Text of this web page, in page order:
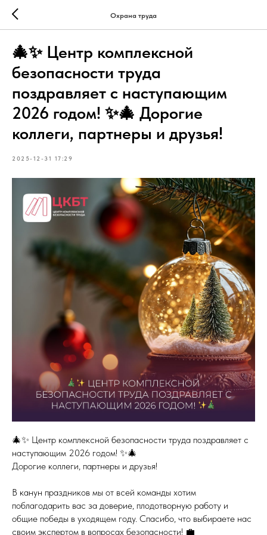
Охрана труда
🎄✨ Центр комплексной
безопасности труда
поздравляет с наступающим
2026 годом! ✨🎄 Дорогие
коллеги, партнеры и друзья!
2025-12-31 17:29
🎄✨ Центр комплексной безопасности труда поздравляет с
наступающим 2026 годом! ✨🎄
Дорогие коллеги, партнеры и друзья!
В канун праздников мы от всей команды хотим
поблагодарить вас за доверие, плодотворную работу и
общие победы в уходящем году. Спасибо, что выбираете нас
своим экспертом в вопросах безопасности! 💼